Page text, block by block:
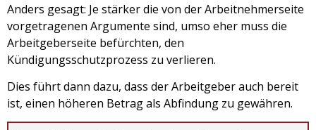
Anders gesagt: Je stärker die von der Arbeitnehmerseite
vorgetragenen Argumente sind, umso eher muss die
Arbeitgeberseite befürchten, den
Kündigungsschutzprozess zu verlieren.
Dies führt dann dazu, dass der Arbeitgeber auch bereit
ist, einen höheren Betrag als Abfindung zu gewähren.